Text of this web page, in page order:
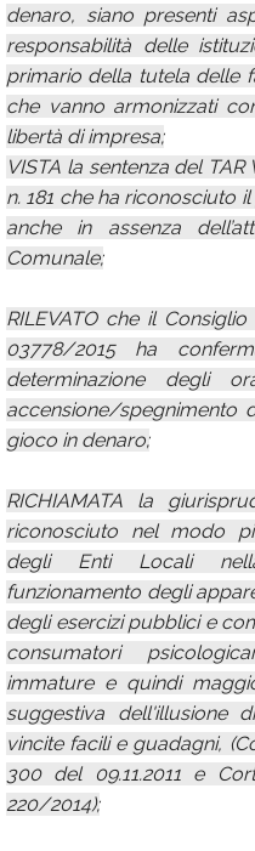
denaro, siano presenti
responsabilità delle
primario della tutela delle
che vanno armonizzati
libertà di impresa;
VISTA la sentenza del TAR
n. 181 che ha riconosciuto
anche in assenza
Comunale;
RILEVATO che il
03778/2015 ha
determinazione degli
accensione/spegnimento
gioco in denaro;
RICHIAMATA la
riconosciuto nel modo
degli Enti Locali
funzionamento degli
degli esercizi pubblici e
consumatori
immature e quindi
suggestiva dell'illusione
vincite facili e guadagni,
300 del 09.11.2011 e
220/2014);